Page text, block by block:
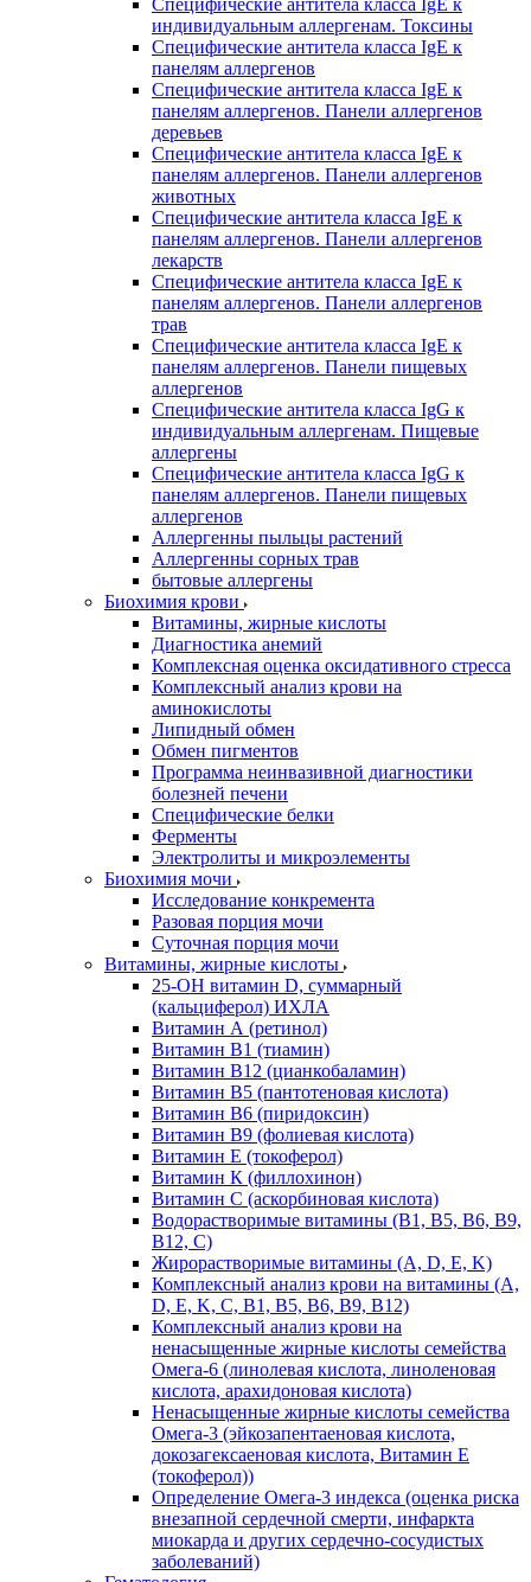
Специфические антитела класса IgE к
индивидуальным аллергенам. Токсины
Специфические антитела класса IgE к
панелям аллергенов
Специфические антитела класса IgE к
панелям аллергенов. Панели аллергенов
деревьев
Специфические антитела класса IgE к
панелям аллергенов. Панели аллергенов
животных
Специфические антитела класса IgE к
панелям аллергенов. Панели аллергенов
лекарств
Специфические антитела класса IgE к
панелям аллергенов. Панели аллергенов
трав
Специфические антитела класса IgE к
панелям аллергенов. Панели пищевых
аллергенов
Специфические антитела класса IgG к
индивидуальным аллергенам. Пищевые
аллергены
Специфические антитела класса IgG к
панелям аллергенов. Панели пищевых
аллергенов
Аллергенны пыльцы растений
Аллергенны сорных трав
бытовые аллергены
Биохимия крови
Витамины, жирные кислоты
Диагностика анемий
Комплексная оценка оксидативного стресса
Комплексный анализ крови на
аминокислоты
Липидный обмен
Обмен пигментов
Программа неинвазивной диагностики
болезней печени
Специфические белки
Ферменты
Электролиты и микроэлементы
Биохимия мочи
Исследование конкремента
Разовая порция мочи
Суточная порция мочи
Витамины, жирные кислоты
25-OH витамин D, суммарный
(кальциферол) ИХЛА
Витамин А (ретинол)
Витамин В1 (тиамин)
Витамин В12 (цианкобаламин)
Витамин В5 (пантотеновая кислота)
Витамин В6 (пиридоксин)
Витамин В9 (фолиевая кислота)
Витамин Е (токоферол)
Витамин К (филлохинон)
Витамин С (аскорбиновая кислота)
Водорастворимые витамины (B1, B5, B6, В9,
В12, С)
Жирорастворимые витамины (A, D, E, K)
Комплексный анализ крови на витамины (A,
D, E, K, C, B1, B5, B6, В9, B12)
Комплексный анализ крови на
ненасыщенные жирные кислоты семейства
Омега-6 (линолевая кислота, линоленовая
кислота, арахидоновая кислота)
Ненасыщенные жирные кислоты семейства
Омега-3 (эйкозапентаеновая кислота,
докозагексаеновая кислота, Витамин E
(токоферол))
Определение Омега-3 индекса (оценка риска
внезапной сердечной смерти, инфаркта
миокарда и других сердечно-сосудистых
заболеваний)